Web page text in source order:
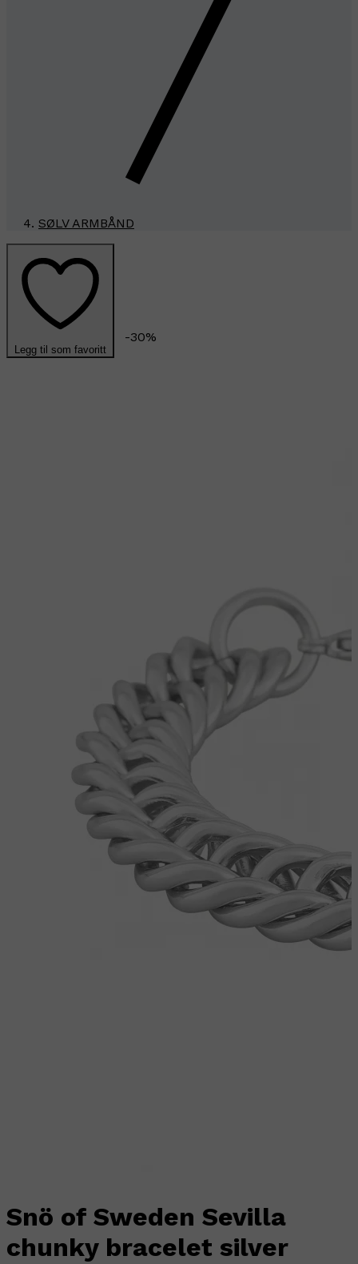
SØLV ARMBÅND
Legg til som favoritt
-30%
Snö of Sweden Sevilla
chunky bracelet silver